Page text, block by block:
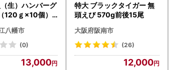
生）ハンバーグ
120ｇ×10個）
八幡市
(0)
13,000
特大 ブラックタイガー 無
頭えび 570g前後15尾
大阪府阪南市
(26)
12,000